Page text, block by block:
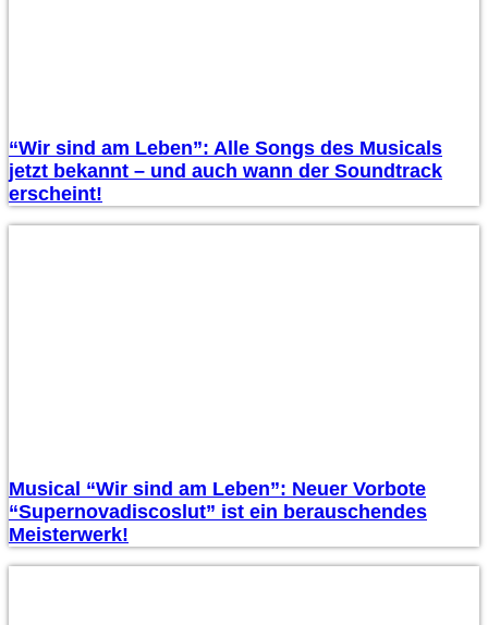
“Wir sind am Leben”: Alle Songs des Musicals
jetzt bekannt – und auch wann der Soundtrack
erscheint!
Musical “Wir sind am Leben”: Neuer Vorbote
“Supernovadiscoslut” ist ein berauschendes
Meisterwerk!